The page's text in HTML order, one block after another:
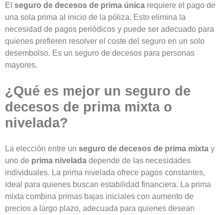
El seguro de decesos de prima única requiere el pago de
una sola prima al inicio de la póliza. Esto elimina la
necesidad de pagos periódicos y puede ser adecuado para
quienes prefieren resolver el coste del seguro en un solo
desembolso. Es un seguro de decesos para personas
mayores.
¿Qué es mejor un seguro de
decesos de prima mixta o
nivelada?
La elección entre un seguro de decesos de prima mixta y
uno de prima nivelada depende de las necesidades
individuales. La prima nivelada ofrece pagos constantes,
ideal para quienes buscan estabilidad financiera. La prima
mixta combina primas bajas iniciales con aumento de
precios a largo plazo, adecuada para quienes desean